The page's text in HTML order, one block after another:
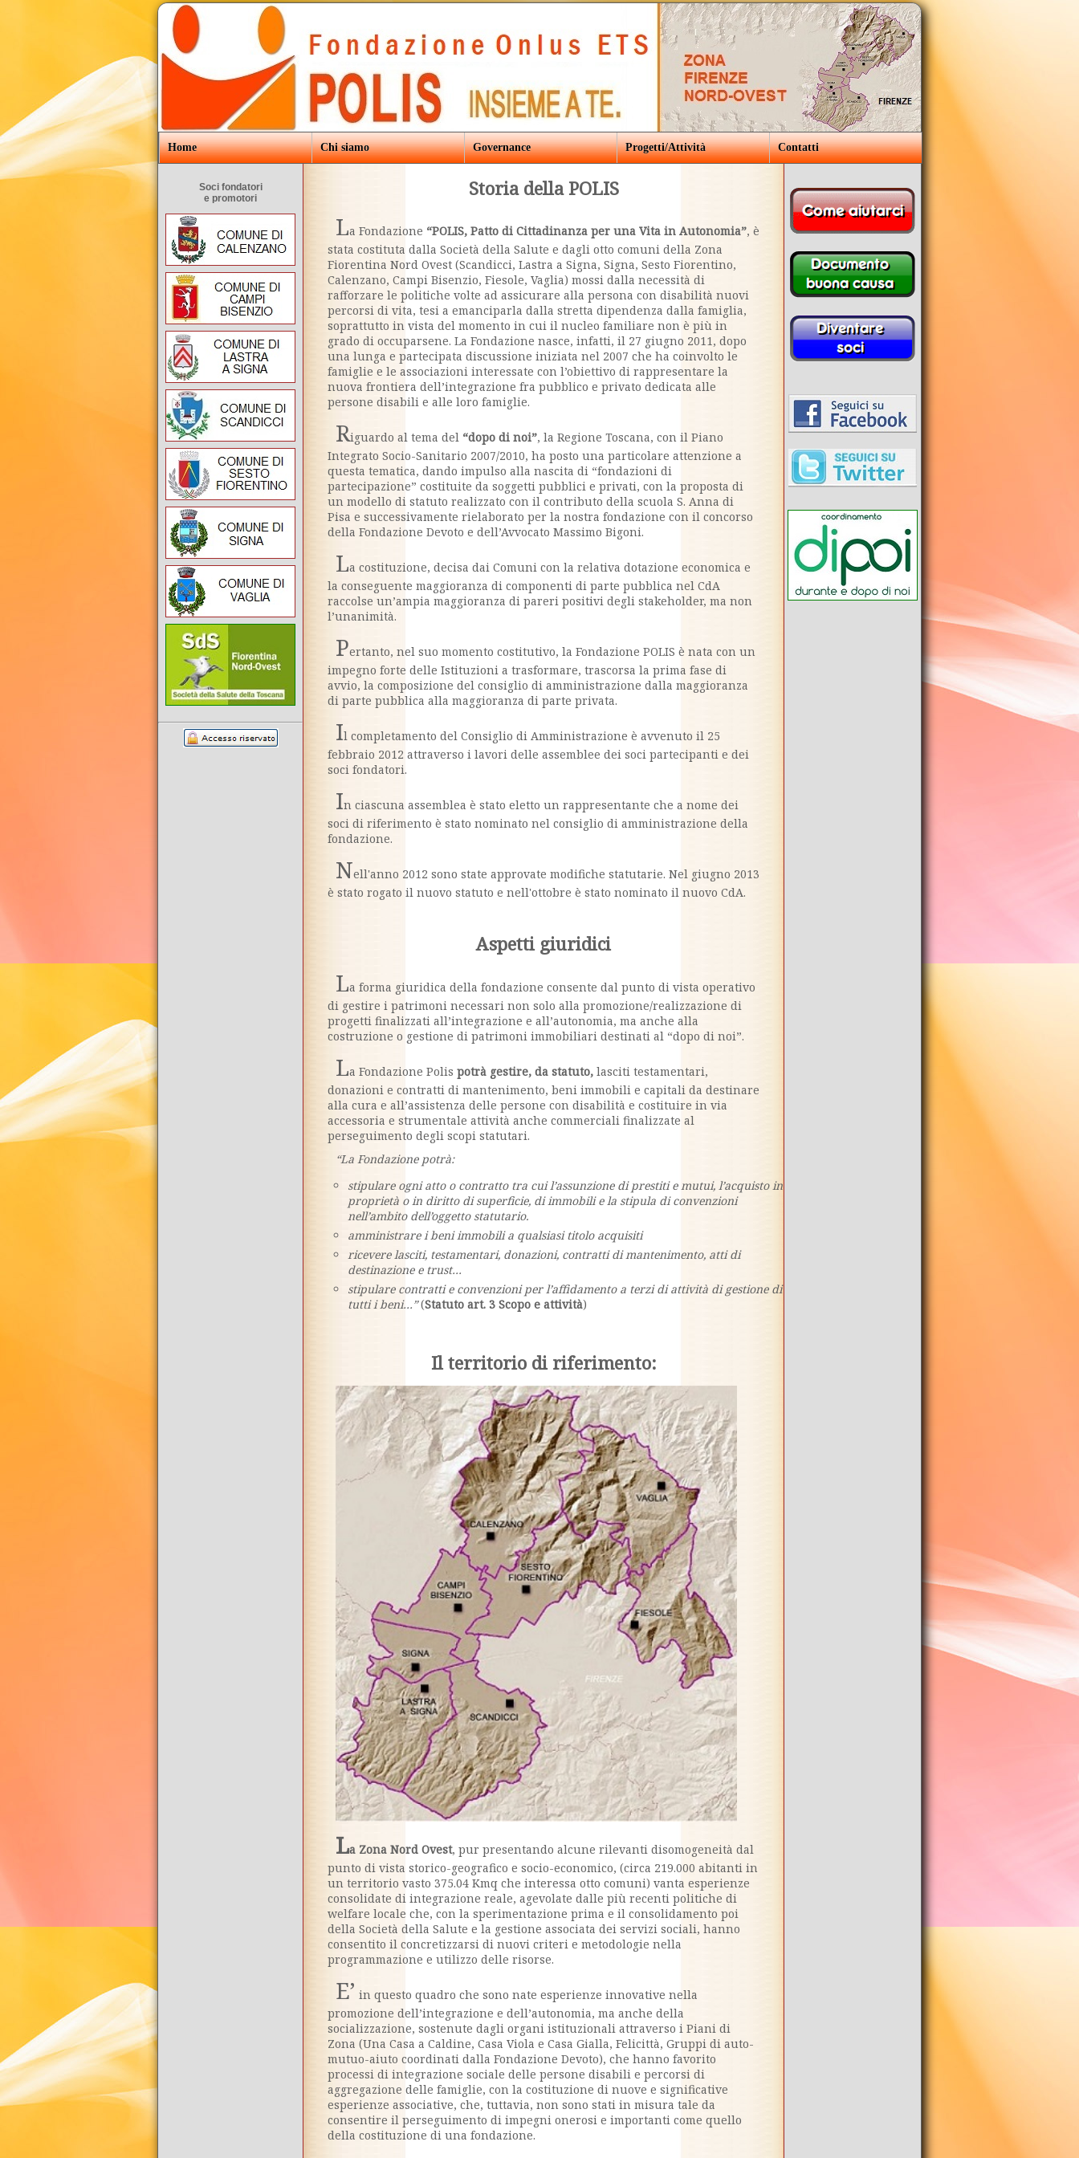
Home Chi siamo Governance Progetti/Attività Contatti
Soci fondatori
e promotori
Storia della POLIS
La Fondazione “POLIS, Patto di Cittadinanza per una Vita in Autonomia”, è
stata costituta dalla Società della Salute e dagli otto comuni della Zona
Fiorentina Nord Ovest (Scandicci, Lastra a Signa, Signa, Sesto Fiorentino,
Calenzano, Campi Bisenzio, Fiesole, Vaglia) mossi dalla necessità di
rafforzare le politiche volte ad assicurare alla persona con disabilità nuovi
percorsi di vita, tesi a emanciparla dalla stretta dipendenza dalla famiglia,
soprattutto in vista del momento in cui il nucleo familiare non è più in
grado di occuparsene. La Fondazione nasce, infatti, il 27 giugno 2011, dopo
una lunga e partecipata discussione iniziata nel 2007 che ha coinvolto le
famiglie e le associazioni interessate con l’obiettivo di rappresentare la
nuova frontiera dell’integrazione fra pubblico e privato dedicata alle
persone disabili e alle loro famiglie.
Riguardo al tema del “dopo di noi”, la Regione Toscana, con il Piano
Integrato Socio-Sanitario 2007/2010, ha posto una particolare attenzione a
questa tematica, dando impulso alla nascita di “fondazioni di
partecipazione” costituite da soggetti pubblici e privati, con la proposta di
un modello di statuto realizzato con il contributo della scuola S. Anna di
Pisa e successivamente rielaborato per la nostra fondazione con il concorso
della Fondazione Devoto e dell’Avvocato Massimo Bigoni.
La costituzione, decisa dai Comuni con la relativa dotazione economica e
la conseguente maggioranza di componenti di parte pubblica nel CdA
raccolse un’ampia maggioranza di pareri positivi degli stakeholder, ma non
l’unanimità.
Pertanto, nel suo momento costitutivo, la Fondazione POLIS è nata con un
impegno forte delle Istituzioni a trasformare, trascorsa la prima fase di
avvio, la composizione del consiglio di amministrazione dalla maggioranza
di parte pubblica alla maggioranza di parte privata.
Il completamento del Consiglio di Amministrazione è avvenuto il 25
febbraio 2012 attraverso i lavori delle assemblee dei soci partecipanti e dei
soci fondatori.
In ciascuna assemblea è stato eletto un rappresentante che a nome dei
soci di riferimento è stato nominato nel consiglio di amministrazione della
fondazione.
Nell'anno 2012 sono state approvate modifiche statutarie. Nel giugno 2013
è stato rogato il nuovo statuto e nell'ottobre è stato nominato il nuovo CdA.
Aspetti giuridici
La forma giuridica della fondazione consente dal punto di vista operativo
di gestire i patrimoni necessari non solo alla promozione/realizzazione di
progetti finalizzati all’integrazione e all’autonomia, ma anche alla
costruzione o gestione di patrimoni immobiliari destinati al “dopo di noi”.
La Fondazione Polis potrà gestire, da statuto, lasciti testamentari,
donazioni e contratti di mantenimento, beni immobili e capitali da destinare
alla cura e all’assistenza delle persone con disabilità e costituire in via
accessoria e strumentale attività anche commerciali finalizzate al
perseguimento degli scopi statutari.
“La Fondazione potrà:
stipulare ogni atto o contratto tra cui l’assunzione di prestiti e mutui, l’acquisto in
proprietà o in diritto di superficie, di immobili e la stipula di convenzioni
nell’ambito dell’oggetto statutario.
amministrare i beni immobili a qualsiasi titolo acquisiti
ricevere lasciti, testamentari, donazioni, contratti di mantenimento, atti di
destinazione e trust…
stipulare contratti e convenzioni per l’affidamento a terzi di attività di gestione di
tutti i beni…”(Statuto art. 3 Scopo e attività)
Il territorio di riferimento:
La Zona Nord Ovest, pur presentando alcune rilevanti disomogeneità dal
punto di vista storico-geografico e socio-economico, (circa 219.000 abitanti in
un territorio vasto 375.04 Kmq che interessa otto comuni) vanta esperienze
consolidate di integrazione reale, agevolate dalle più recenti politiche di
welfare locale che, con la sperimentazione prima e il consolidamento poi
della Società della Salute e la gestione associata dei servizi sociali, hanno
consentito il concretizzarsi di nuovi criteri e metodologie nella
programmazione e utilizzo delle risorse.
E’ in questo quadro che sono nate esperienze innovative nella
promozione dell’integrazione e dell’autonomia, ma anche della
socializzazione, sostenute dagli organi istituzionali attraverso i Piani di
Zona (Una Casa a Caldine, Casa Viola e Casa Gialla, Felicittà, Gruppi di auto-
mutuo-aiuto coordinati dalla Fondazione Devoto), che hanno favorito
processi di integrazione sociale delle persone disabili e percorsi di
aggregazione delle famiglie, con la costituzione di nuove e significative
esperienze associative, che, tuttavia, non sono stati in misura tale da
consentire il perseguimento di impegni onerosi e importanti come quello
della costituzione di una fondazione.